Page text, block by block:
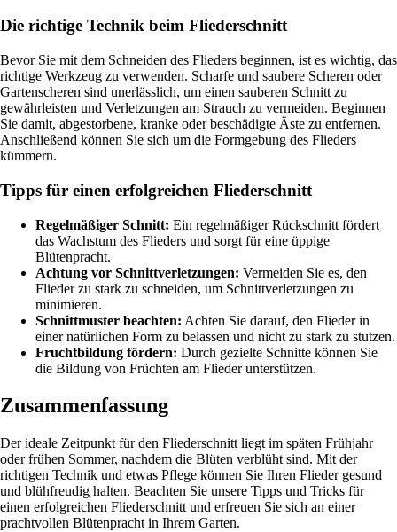
Die richtige Technik beim Fliederschnitt
Bevor Sie mit dem Schneiden des Flieders beginnen, ist es wichtig, das
richtige Werkzeug zu verwenden. Scharfe und saubere Scheren oder
Gartenscheren sind unerlässlich, um einen sauberen Schnitt zu
gewährleisten und Verletzungen am Strauch zu vermeiden. Beginnen
Sie damit, abgestorbene, kranke oder beschädigte Äste zu entfernen.
Anschließend können Sie sich um die Formgebung des Flieders
kümmern.
Tipps für einen erfolgreichen Fliederschnitt
Regelmäßiger Schnitt: Ein regelmäßiger Rückschnitt fördert
das Wachstum des Flieders und sorgt für eine üppige
Blütenpracht.
Achtung vor Schnittverletzungen: Vermeiden Sie es, den
Flieder zu stark zu schneiden, um Schnittverletzungen zu
minimieren.
Schnittmuster beachten: Achten Sie darauf, den Flieder in
einer natürlichen Form zu belassen und nicht zu stark zu stutzen.
Fruchtbildung fördern: Durch gezielte Schnitte können Sie
die Bildung von Früchten am Flieder unterstützen.
Zusammenfassung
Der ideale Zeitpunkt für den Fliederschnitt liegt im späten Frühjahr
oder frühen Sommer, nachdem die Blüten verblüht sind. Mit der
richtigen Technik und etwas Pflege können Sie Ihren Flieder gesund
und blühfreudig halten. Beachten Sie unsere Tipps und Tricks für
einen erfolgreichen Fliederschnitt und erfreuen Sie sich an einer
prachtvollen Blütenpracht in Ihrem Garten.